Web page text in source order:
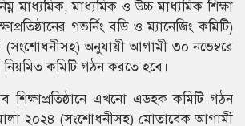
মাধ্যমিক, মাধ্যমিক ও উচ্চ মাধ্যমিক শিক্ষা
গভর্নিং বডি ও ম্যানেজিং কমিটি)
(সংশোধনীসহ) অনুযায়ী আগামী ৩০ নভেম্বরে
কমিটি গঠন করতে হবে।
এখনো এডহক কমিটি গঠন
২০২৪ (সংশোধনীসহ) মোতাবেক আগামী